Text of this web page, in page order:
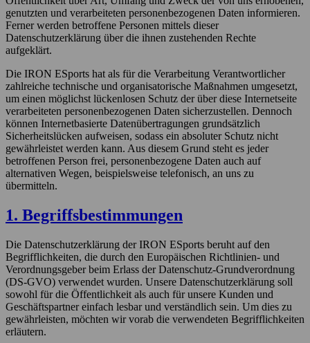
genutzten und verarbeiteten personenbezogenen Daten informieren.
Ferner werden betroffene Personen mittels dieser
Datenschutzerklärung über die ihnen zustehenden Rechte
aufgeklärt.
Die IRON ESports hat als für die Verarbeitung Verantwortlicher
zahlreiche technische und organisatorische Maßnahmen umgesetzt,
um einen möglichst lückenlosen Schutz der über diese Internetseite
verarbeiteten personenbezogenen Daten sicherzustellen. Dennoch
können Internetbasierte Datenübertragungen grundsätzlich
Sicherheitslücken aufweisen, sodass ein absoluter Schutz nicht
gewährleistet werden kann. Aus diesem Grund steht es jeder
betroffenen Person frei, personenbezogene Daten auch auf
alternativen Wegen, beispielsweise telefonisch, an uns zu
übermitteln.
1. Begriffsbestimmungen
Die Datenschutzerklärung der IRON ESports beruht auf den
Begrifflichkeiten, die durch den Europäischen Richtlinien- und
Verordnungsgeber beim Erlass der Datenschutz-Grundverordnung
(DS-GVO) verwendet wurden. Unsere Datenschutzerklärung soll
sowohl für die Öffentlichkeit als auch für unsere Kunden und
Geschäftspartner einfach lesbar und verständlich sein. Um dies zu
gewährleisten, möchten wir vorab die verwendeten Begrifflichkeiten
erläutern.